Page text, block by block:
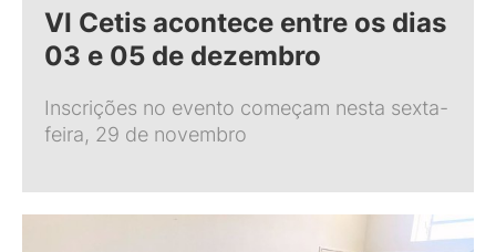
VI Cetis acontece entre os dias
03 e 05 de dezembro
Inscrições no evento começam nesta sexta-
feira, 29 de novembro